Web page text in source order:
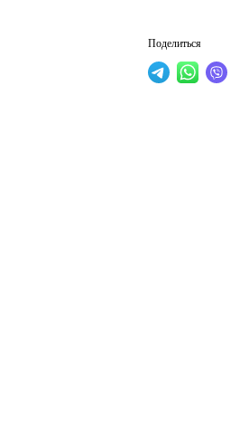
Поделиться